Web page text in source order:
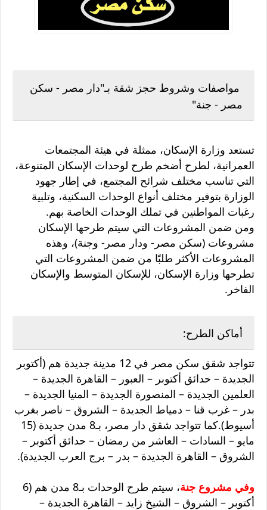
مواصفات وشروط حجز شقة بـ"دار مصر - سكن
مصر - جنة"
تستعد وزارة الإسكان، ممثلة في هيئة المجتمعات
العمرانية، لطرح أضخم طرح لوحدات الإسكان المتنوعة،
التي تناسب مختلف شرائح المجتمع، في إطار جهود
الوزارة بتوفير مختلف أنواع الوحدات السكنية، وتلبية
رغبات المواطنين في تملك الوحدات الخاصة بهم.
ومن ضمن المشروعات التي سيتم طرحها الإسكان
مشروعات (سكن مصر- ودار مصر- وجنة)، وهذه
المشروعات الأكثر طلبًا من ضمن المشروعات التي
تطرحها وزارة الإسكان، للإسكان المتوسط والإسكان
الفاخر.
أماكن الطرح:
تتواجد شقق سكن مصر في 12 مدينة جديدة هم (أكتوبر
الجديدة – حدائق أكتوبر – العبور – القاهرة الجديدة –
العلمين الجديدة – المنصورة الجديدة – المنيا الجديدة –
بدر – غرب قنا – دمياط الجديدة – الشروق – ناصر بغرب
أسيوط).كما تتواجد شقق دار مصر، بـ8 مدن جديدة (15
مايو – السادات – العاشر من رمضان – حدائق أكتوبر –
الشروق – القاهرة الجديدة – بدر – برج العرب الجديدة).
وفي مشروع جنة
، سيتم طرح الوحدات بـ8 مدن هم (6
أكتوبر – الشروق – الشيخ زايد – القاهرة الجديدة –